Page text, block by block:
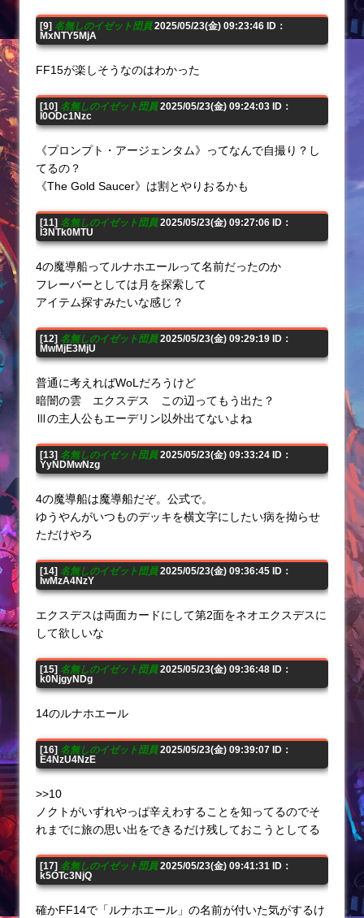
[9] 名無しのイゼット団員2025/05/23(金) 09:23:46 ID：
MxNTY5MjA
FF15が楽しそうなのはわかった
[10] 名無しのイゼット団員2025/05/23(金) 09:24:03 ID：
I0ODc1Nzc
《プロンプト・アージェンタム》ってなんで自撮り？し
てるの？
《The Gold Saucer》は割とやりおるかも
[11] 名無しのイゼット団員2025/05/23(金) 09:27:06 ID：
I3NTk0MTU
4の魔導船ってルナホエールって名前だったのか
フレーバーとしては月を探索して
アイテム探すみたいな感じ？
[12] 名無しのイゼット団員2025/05/23(金) 09:29:19 ID：
MwMjE3MjU
普通に考えればWoLだろうけど
暗闇の雲 エクスデス この辺ってもう出た？
Ⅲの主人公もエーデリン以外出てないよね
[13] 名無しのイゼット団員2025/05/23(金) 09:33:24 ID：
YyNDMwNzg
4の魔導船は魔導船だぞ。公式で。
ゆうやんがいつものデッキを横文字にしたい病を拗らせ
ただけやろ
[14] 名無しのイゼット団員2025/05/23(金) 09:36:45 ID：
IwMzA4NzY
エクスデスは両面カードにして第2面をネオエクスデスに
して欲しいな
[15] 名無しのイゼット団員2025/05/23(金) 09:36:48 ID：
k0NjgyNDg
14のルナホエール
[16] 名無しのイゼット団員2025/05/23(金) 09:39:07 ID：
E4NzU4NzE
>>10
ノクトがいずれやっぱ辛えわすることを知ってるのでそ
れまでに旅の思い出をできるだけ残しておこうとしてる
[17] 名無しのイゼット団員2025/05/23(金) 09:41:31 ID：
k5OTc3NjQ
確かFF14で「ルナホエール」の名前が付いた気がするけ